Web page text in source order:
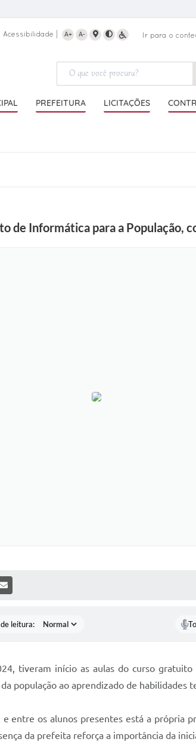
Acessibilidade A+ A- Ir para o
PREFEITURA LICITAÇÕES
de Informática para a População,
MÍDIAS
leitura:
tiveram início as aulas do curso
população ao aprendizado de
e entre os alunos presentes está a própria
da prefeita reforça a importância da